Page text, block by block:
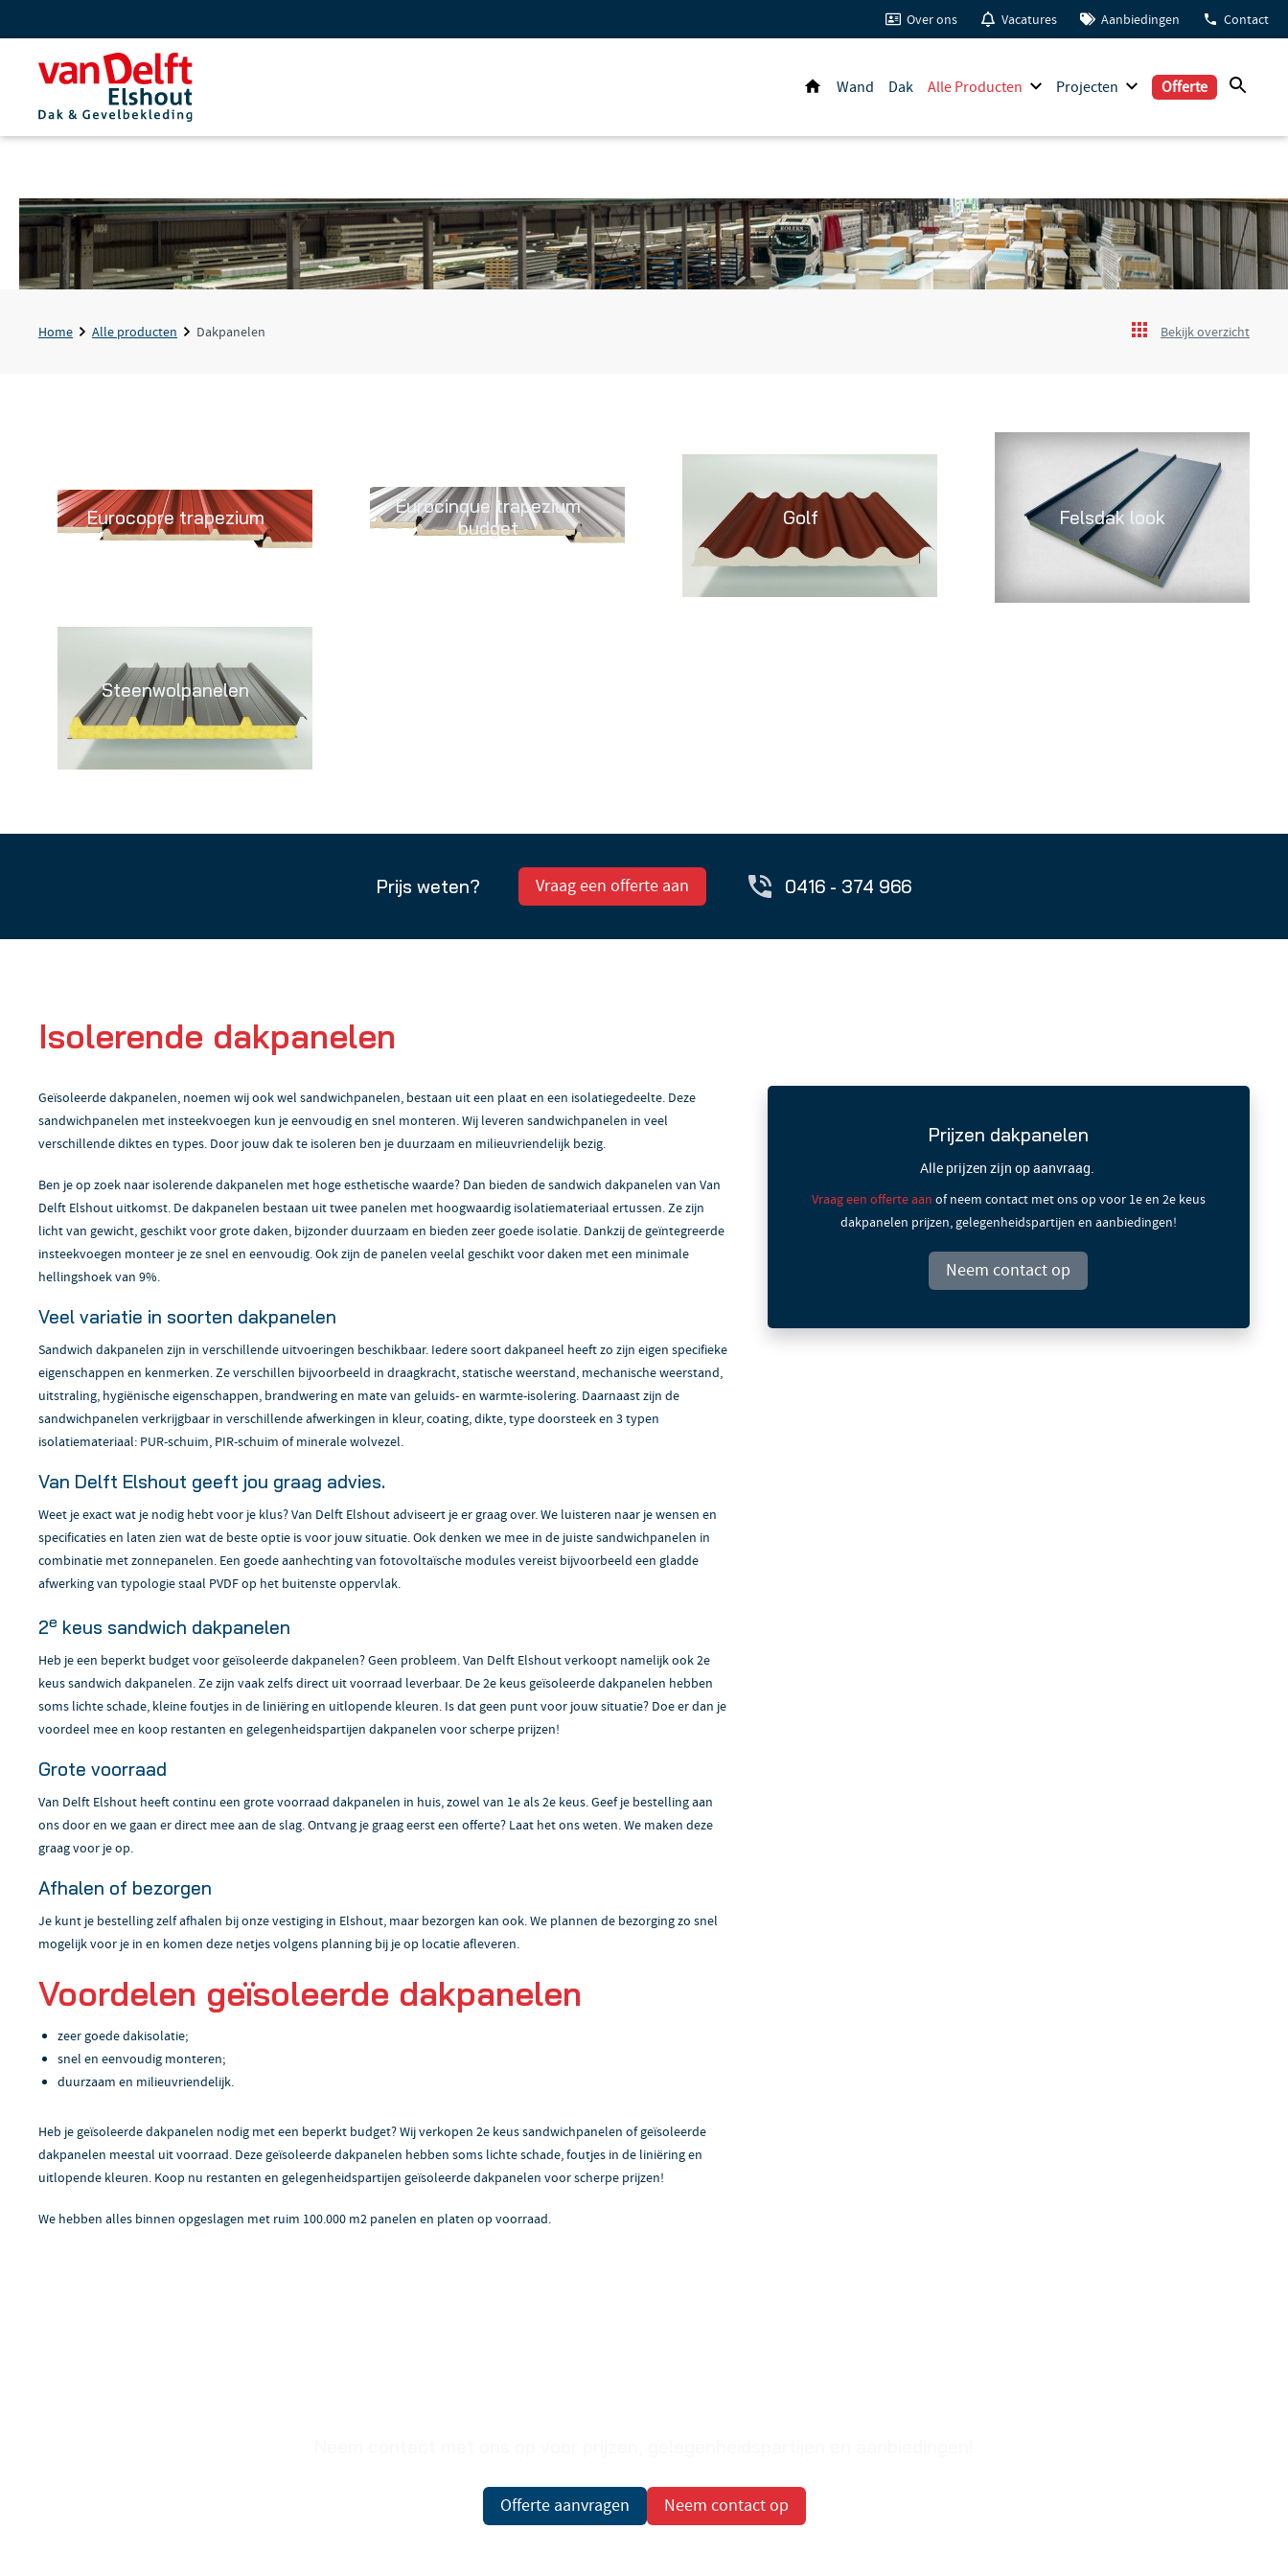
Over ons Vacatures Aanbiedingen Contact
Home
Wand Dak Alle Producten Projecten Offerte
Home Alle producten Dakpanelen Bekijk overzicht
Eurocopre trapezium
Eurocinque trapezium
budget
Golf Felsdak look
Steenwolpanelen
Prijs weten? Vraag een offerte aan 0416 - 374 966
Isolerende dakpanelen
Geïsoleerde dakpanelen, noemen wij ook wel sandwichpanelen, bestaan uit een plaat en een isolatiegedeelte. Deze
sandwichpanelen met insteekvoegen kun je eenvoudig en snel monteren. Wij leveren sandwichpanelen in veel
verschillende diktes en types. Door jouw dak te isoleren ben je duurzaam en milieuvriendelijk bezig.
Ben je op zoek naar isolerende dakpanelen met hoge esthetische waarde? Dan bieden de sandwich dakpanelen van Van
Delft Elshout uitkomst. De dakpanelen bestaan uit twee panelen met hoogwaardig isolatiemateriaal ertussen. Ze zijn
licht van gewicht, geschikt voor grote daken, bijzonder duurzaam en bieden zeer goede isolatie. Dankzij de geïntegreerde
insteekvoegen monteer je ze snel en eenvoudig. Ook zijn de panelen veelal geschikt voor daken met een minimale
hellingshoek van 9%.
Veel variatie in soorten dakpanelen
Sandwich dakpanelen zijn in verschillende uitvoeringen beschikbaar. Iedere soort dakpaneel heeft zo zijn eigen specifieke
eigenschappen en kenmerken. Ze verschillen bijvoorbeeld in draagkracht, statische weerstand, mechanische weerstand,
uitstraling, hygiënische eigenschappen, brandwering en mate van geluids- en warmte-isolering. Daarnaast zijn de
sandwichpanelen verkrijgbaar in verschillende afwerkingen in kleur, coating, dikte, type doorsteek en 3 typen
isolatiemateriaal: PUR-schuim, PIR-schuim of minerale wolvezel.
Van Delft Elshout geeft jou graag advies.
Weet je exact wat je nodig hebt voor je klus? Van Delft Elshout adviseert je er graag over. We luisteren naar je wensen en
specificaties en laten zien wat de beste optie is voor jouw situatie. Ook denken we mee in de juiste sandwichpanelen in
combinatie met zonnepanelen. Een goede aanhechting van fotovoltaïsche modules vereist bijvoorbeeld een gladde
afwerking van typologie staal PVDF op het buitenste oppervlak.
2e keus sandwich dakpanelen
Heb je een beperkt budget voor geïsoleerde dakpanelen? Geen probleem. Van Delft Elshout verkoopt namelijk ook 2e
keus sandwich dakpanelen. Ze zijn vaak zelfs direct uit voorraad leverbaar. De 2e keus geïsoleerde dakpanelen hebben
soms lichte schade, kleine foutjes in de liniëring en uitlopende kleuren. Is dat geen punt voor jouw situatie? Doe er dan je
voordeel mee en koop restanten en gelegenheidspartijen dakpanelen voor scherpe prijzen!
Grote voorraad
Van Delft Elshout heeft continu een grote voorraad dakpanelen in huis, zowel van 1e als 2e keus. Geef je bestelling aan
ons door en we gaan er direct mee aan de slag. Ontvang je graag eerst een offerte? Laat het ons weten. We maken deze
graag voor je op.
Afhalen of bezorgen
Je kunt je bestelling zelf afhalen bij onze vestiging in Elshout, maar bezorgen kan ook. We plannen de bezorging zo snel
mogelijk voor je in en komen deze netjes volgens planning bij je op locatie afleveren.
Voordelen geïsoleerde dakpanelen
zeer goede dakisolatie;
snel en eenvoudig monteren;
duurzaam en milieuvriendelijk.
Heb je geïsoleerde dakpanelen nodig met een beperkt budget? Wij verkopen 2e keus sandwichpanelen of geïsoleerde
dakpanelen meestal uit voorraad. Deze geïsoleerde dakpanelen hebben soms lichte schade, foutjes in de liniëring en
uitlopende kleuren. Koop nu restanten en gelegenheidspartijen geïsoleerde dakpanelen voor scherpe prijzen!
We hebben alles binnen opgeslagen met ruim 100.000 m2 panelen en platen op voorraad.
Prijzen dakpanelen
Alle prijzen zijn op aanvraag.
Vraag een offerte aan of neem contact met ons op voor 1e en 2e keus
dakpanelen prijzen, gelegenheidspartijen en aanbiedingen!
Neem contact op
Offerte aanvragen Neem contact op